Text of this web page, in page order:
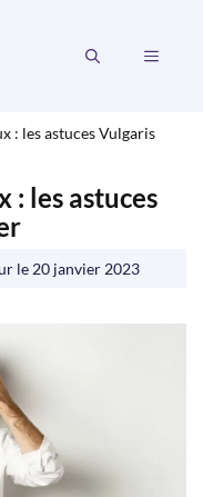
MENU
: les astuces Vulgaris
: les astuces
le 20 janvier 2023